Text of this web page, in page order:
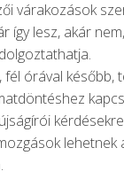
várakozások
így lesz, akár
órával később,
lehetnek